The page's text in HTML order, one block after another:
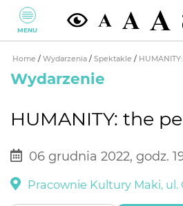
MENU
Home / Wydarzenia / Spektakle /
Wydarzenie
HUMANITY: the
06 grudnia 2022, godz.
Pracownie Kultury Maki, ul.